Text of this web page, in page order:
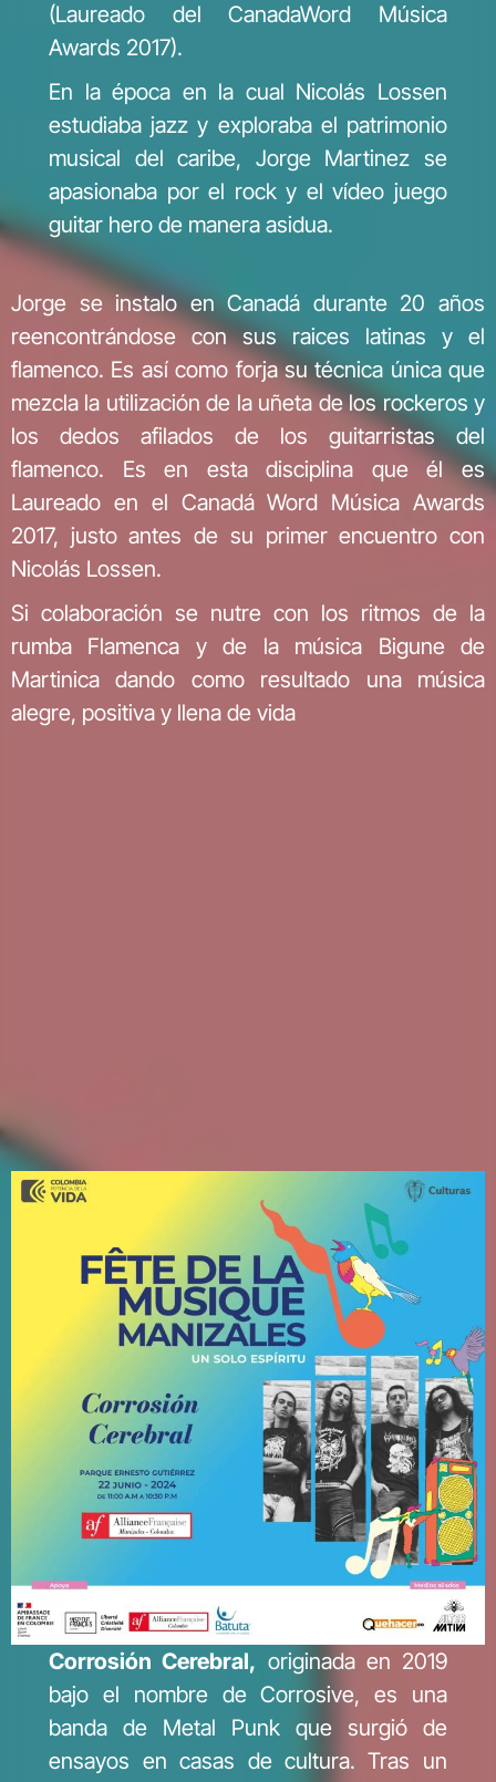
(Laureado del CanadaWord Música
Awards 2017).
En la época en la cual Nicolás Lossen
estudiaba jazz y exploraba el patrimonio
musical del caribe, Jorge Martinez se
apasionaba por el rock y el vídeo juego
guitar hero de manera asidua.
Jorge se instalo en Canadá durante 20 años
reencontrándose con sus raices latinas y el
flamenco. Es así como forja su técnica única que
mezcla la utilización de la uñeta de los rockeros y
los dedos afilados de los guitarristas del
flamenco. Es en esta disciplina que él es
Laureado en el Canadá Word Música Awards
2017, justo antes de su primer encuentro con
Nicolás Lossen.
Si colaboración se nutre con los ritmos de la
rumba Flamenca y de la música Bigune de
Martinica dando como resultado una música
alegre, positiva y llena de vida
Corrosión Cerebral, originada en 2019
bajo el nombre de Corrosive, es una
banda de Metal Punk que surgió de
ensayos en casas de cultura. Tras un